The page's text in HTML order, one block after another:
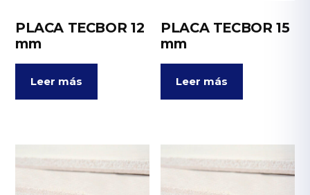
PLACA TECBOR 12
mm
Leer más
PLACA TECBOR 15
mm
Leer más